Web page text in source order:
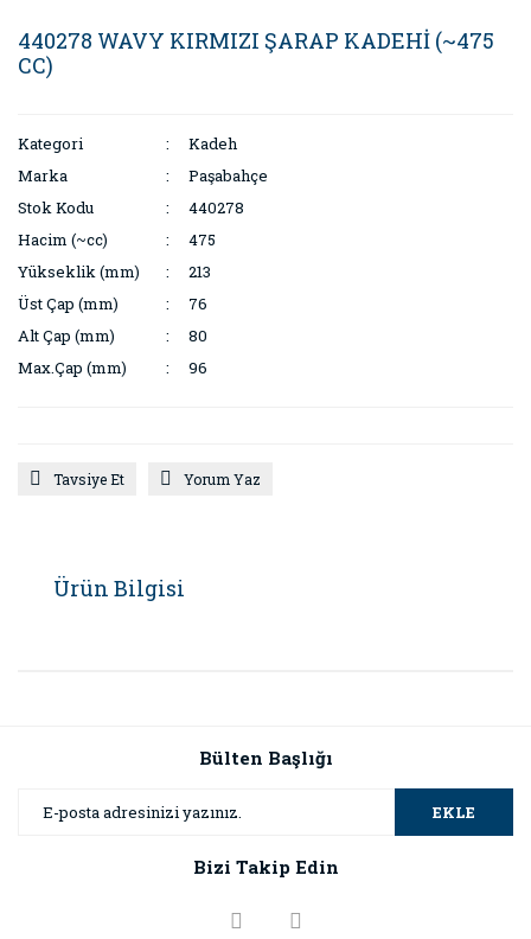
440278 WAVY KIRMIZI ŞARAP KADEHİ (~475
CC)
Kategori
Kadeh
Marka
Paşabahçe
Stok Kodu
440278
Hacim (~cc)
475
Yükseklik (mm)
213
Üst Çap (mm)
76
Alt Çap (mm)
80
Max.Çap (mm)
96
Tavsiye Et Yorum Yaz
Ürün Bilgisi
Bülten Başlığı
EKLE
Bizi Takip Edin